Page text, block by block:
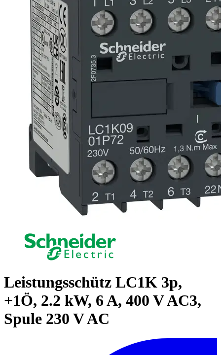
Leistungsschütz LC1K 3p,
+1Ö, 2.2 kW, 6 A, 400 V AC3,
Spule 230 V AC